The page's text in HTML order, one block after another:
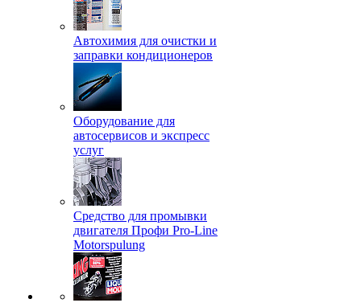
Автохимия для очистки и
заправки кондиционеров
Оборудование для
автосервисов и экспресс
услуг
Средство для промывки
двигателя Профи Pro-Line
Motorspulung